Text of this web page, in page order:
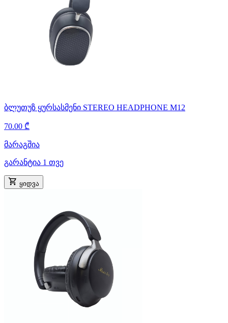
ბლუთუზ ყურსასმენი STEREO HEADPHONE M12
70.00 ₾
მარაგშია
გარანტია 1 თვე
ყიდვა